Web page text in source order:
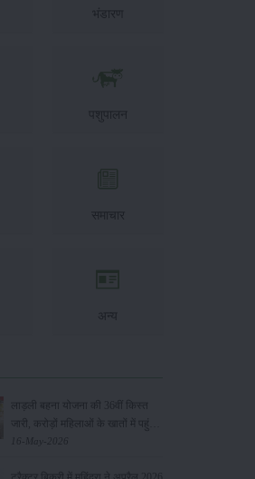
भंडारण
पशुपालन
समाचार
अन्य
लाड़ली बहना योजना की 36वीं किस्त
जारी, करोड़ों महिलाओं के खातों में पहुंचे
1500 रुपये
16-May-2026